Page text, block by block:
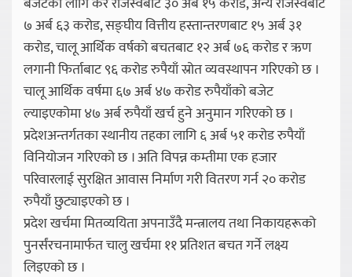
७ अर्ब ६३ करोड, सङ्घीय वित्तीय हस्तान्तरणबाट १५ अर्ब ३१
करोड, चालू आर्थिक वर्षको बचतबाट १२ अर्ब ७६ करोड र ऋण
लगानी फिर्ताबाट ९६ करोड रुपैयाँ स्रोत व्यवस्थापन गरिएको छ ।
चालू आर्थिक वर्षमा ६७ अर्ब ४७ करोड रुपैयाँको बजेट
ल्याइएकोमा ४७ अर्ब रुपैयाँ खर्च हुने अनुमान गरिएको छ ।
प्रदेशअन्तर्गतका स्थानीय तहका लागि ६ अर्ब ५१ करोड रुपैयाँ
विनियोजन गरिएको छ । अति विपन्न कम्तीमा एक हजार
परिवारलाई सुरक्षित आवास निर्माण गरी वितरण गर्न २० करोड
रुपैयाँ छुट्याइएको छ ।
प्रदेश खर्चमा मितव्ययिता अपनाउँदै मन्त्रालय तथा निकायहरूको
पुनर्संरचनामार्फत चालु खर्चमा ११ प्रतिशत बचत गर्ने लक्ष्य
लिइएको छ ।